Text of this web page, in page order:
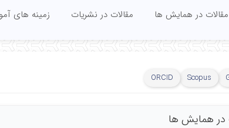
مقالات در همایش ها مقالات در نشریات زمینه های
Scopus
ORCID
در همایش ها